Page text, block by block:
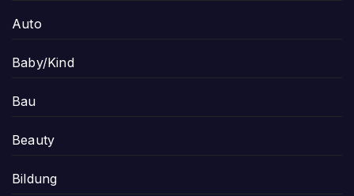
Auto
Baby/Kind
Bau
Beauty
Bildung